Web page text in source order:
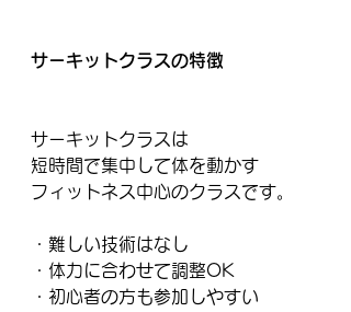
サーキットクラスの特徴
サーキットクラスは
短時間で集中して体を動かす
フィットネス中心のクラスです。
・難しい技術はなし
・体力に合わせて調整OK
・初心者の方も参加しやすい